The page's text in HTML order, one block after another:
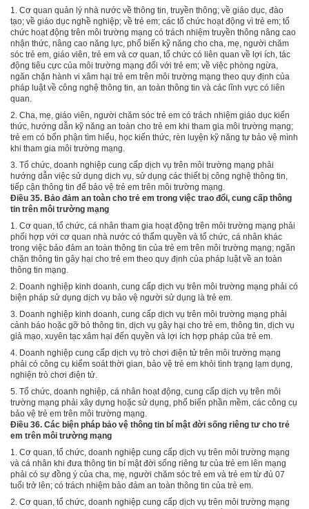
1. Cơ quan quản lý nhà nước về thông tin, truyền thông; về giáo dục, đào
tạo; về giáo dục nghề nghiệp; về trẻ em; các tổ chức hoạt động vì trẻ em; tổ
chức hoạt động trên môi trường mạng có trách nhiệm truyền thông nâng cao
nhận thức, nâng cao năng lực, phổ biến kỹ năng cho cha, mẹ, người chăm
sóc trẻ em, giáo viên, trẻ em và cơ quan, tổ chức có liên quan về lợi ích, tác
động tiêu cực của môi trường mạng đối với trẻ em; về việc phòng ngừa,
ngăn chặn hành vi xâm hại trẻ em trên môi trường mạng theo quy định của
pháp luật về công nghệ thông tin, an toàn thông tin và các lĩnh vực có liên
quan.
2. Cha, mẹ, giáo viên, người chăm sóc trẻ em có trách nhiệm giáo dục kiến
thức, hướng dẫn kỹ năng an toàn cho trẻ em khi tham gia môi trường mạng;
trẻ em có bổn phận tìm hiểu, học kiến thức, rèn luyện kỹ năng tự bảo vệ mình
khi tham gia môi trường mạng.
3. Tổ chức, doanh nghiệp cung cấp dịch vụ trên môi trường mạng phải
hướng dẫn việc sử dụng dịch vụ, sử dụng các thiết bị công nghệ thông tin,
tiếp cận thông tin để bảo vệ trẻ em trên môi trường mạng.
Điều 35. Bảo đảm an toàn cho trẻ em trong việc trao đổi, cung cấp thông
tin trên môi trường mạng
1. Cơ quan, tổ chức, cá nhân tham gia hoạt động trên môi trường mạng phải
phối hợp với cơ quan nhà nước có thẩm quyền và tổ chức, cá nhân khác
trong việc bảo đảm an toàn thông tin của trẻ em trên môi trường mạng; ngăn
chặn thông tin gây hại cho trẻ em theo quy định của pháp luật về an toàn
thông tin mạng.
2. Doanh nghiệp kinh doanh, cung cấp dịch vụ trên môi trường mạng phải có
biện pháp sử dụng dịch vụ bảo vệ người sử dụng là trẻ em.
3. Doanh nghiệp kinh doanh, cung cấp dịch vụ trên môi trường mạng phải
cảnh báo hoặc gỡ bỏ thông tin, dịch vụ gây hại cho trẻ em, thông tin, dịch vụ
giả mạo, xuyên tạc xâm hại đến quyền và lợi ích hợp pháp của trẻ em.
4. Doanh nghiệp cung cấp dịch vụ trò chơi điện tử trên môi trường mạng
phải có công cụ kiểm soát thời gian, bảo vệ trẻ em khỏi tình trạng lạm dụng,
nghiện trò chơi điện tử.
5. Tổ chức, doanh nghiệp, cá nhân hoạt động, cung cấp dịch vụ trên môi
trường mạng phải xây dựng hoặc sử dụng, phổ biến phần mềm, các công cụ
bảo vệ trẻ em trên môi trường mạng.
Điều 36. Các biện pháp bảo vệ thông tin bí mật đời sống riêng tư cho trẻ
em trên môi trường mạng
1. Cơ quan, tổ chức, doanh nghiệp cung cấp dịch vụ trên môi trường mạng
và cá nhân khi đưa thông tin bí mật đời sống riêng tư của trẻ em lên mạng
phải có sự đồng ý của cha, mẹ, người chăm sóc trẻ em và trẻ em từ đủ 07
tuổi trở lên; có trách nhiệm bảo đảm an toàn thông tin của trẻ em.
2. Cơ quan, tổ chức, doanh nghiệp cung cấp dịch vụ trên môi trường mạng